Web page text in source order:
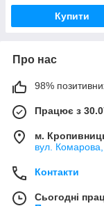
Купити
Про нас
98%
Працює з
м.
вул.
Контакти
Сьогодні